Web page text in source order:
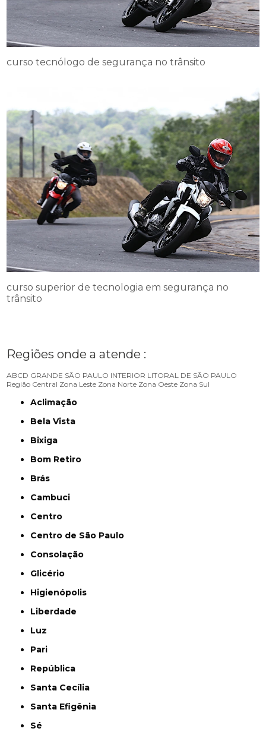
curso tecnólogo de segurança no trânsito
curso superior de tecnologia em segurança no
trânsito
Regiões onde a atende :
ABCD GRANDE SÃO PAULO INTERIOR LITORAL DE SÃO PAULO
Região Central Zona Leste Zona Norte Zona Oeste Zona Sul
Aclimação
Bela Vista
Bixiga
Bom Retiro
Brás
Cambuci
Centro
Centro de São Paulo
Consolação
Glicério
Higienópolis
Liberdade
Luz
Pari
República
Santa Cecília
Santa Efigênia
Sé